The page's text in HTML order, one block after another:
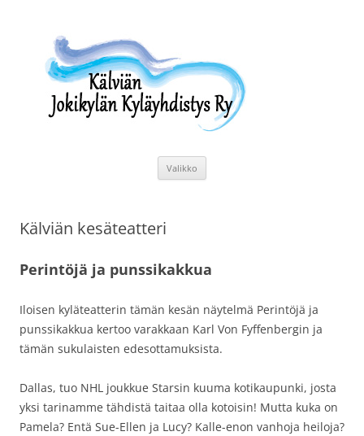
Valikko
Kälviän kesäteatteri
Perintöjä ja punssikakkua
Iloisen kyläteatterin tämän kesän näytelmä Perintöjä ja
punssikakkua kertoo varakkaan Karl Von Fyffenbergin ja
tämän sukulaisten edesottamuksista.
Dallas, tuo NHL joukkue Starsin kuuma kotikaupunki, josta
yksi tarinamme tähdistä taitaa olla kotoisin! Mutta kuka on
Pamela? Entä Sue-Ellen ja Lucy? Kalle-enon vanhoja heiloja?